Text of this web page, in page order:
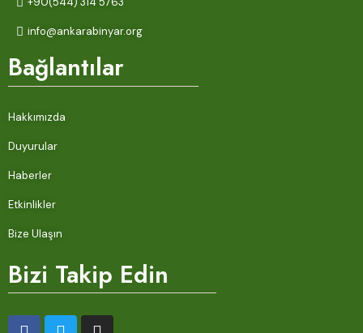
info@ankarabinyar.org
Bağlantılar
Hakkımızda
Duyurular
Haberler
Etkinlikler
Bize Ulaşın
Bizi Takip Edin